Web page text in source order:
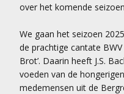
over het komende
We gaan het seizoen
de prachtige cantate
Brot’. Daarin heeft J.S.
voeden van de
medemensen uit de